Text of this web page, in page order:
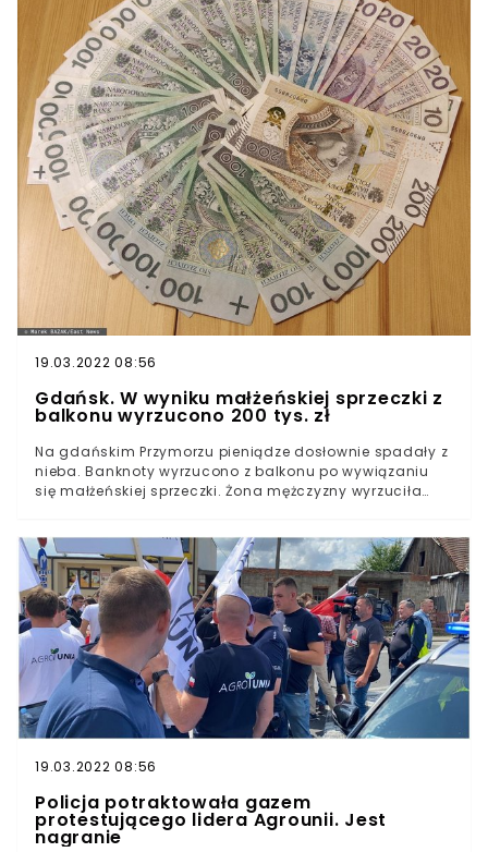
19.03.2022 08:56
Gdańsk. W wyniku małżeńskiej sprzeczki z
balkonu wyrzucono 200 tys. zł
Na gdańskim Przymorzu pieniądze dosłownie spadały z
nieba. Banknoty wyrzucono z balkonu po wywiązaniu
się małżeńskiej sprzeczki. Żona mężczyzny wyrzuciła
Przymorze w Gdańsku. Przy ulicy Jagiellońskiej
przechodnie dostrzegli spadające z balkonu
pieniądze.Lecące z szóstego piętra banknoty nie sposób
było zliczyć. O osobliwym zjawisku mieszkańcy
poinformowali policję – przekazała Wirtualna Polska.
19.03.2022 08:56
Policja potraktowała gazem
protestującego lidera Agrounii. Jest
nagranie